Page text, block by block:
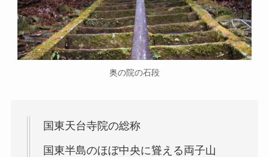
奥の院の石段
国東天台寺院の総称
国東半島のほぼ中央に聳える両子山